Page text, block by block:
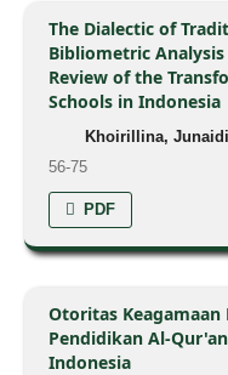
The Dialectic of
Bibliometric
Review of the
Schools in Indonesia
Khoirillina,
56-75
PDF
Otoritas Keagamaan
Pendidikan Al-
Indonesia